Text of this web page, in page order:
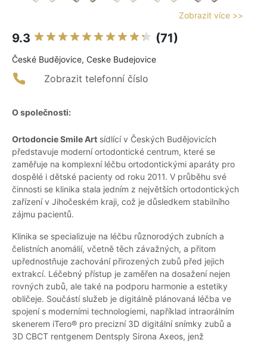
Zobrazit více >>
9.3 (71)
České Budějovice, Ceske Budejovice
Zobrazit telefonní číslo
O společnosti:
Ortodoncie Smile Art sídlící v Českých Budějovicích
představuje moderní ortodontické centrum, které se
zaměřuje na komplexní léčbu ortodontickými aparáty pro
dospělé i dětské pacienty od roku 2011. V průběhu své
činnosti se klinika stala jedním z největších ortodontických
zařízení v Jihočeském kraji, což je důsledkem stabilního
zájmu pacientů.
Klinika se specializuje na léčbu různorodých zubních a
čelistních anomálií, včetně těch závažných, a přitom
upřednostňuje zachování přirozených zubů před jejich
extrakcí. Léčebný přístup je zaměřen na dosažení nejen
rovných zubů, ale také na podporu harmonie a estetiky
obličeje. Součástí služeb je digitálně plánovaná léčba ve
spojení s moderními technologiemi, například intraorálním
skenerem iTero® pro precizní 3D digitální snímky zubů a
3D CBCT rentgenem Dentsply Sirona Axeos, jenž